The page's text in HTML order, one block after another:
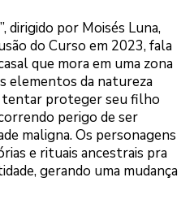
dirigido por Moisés Luna,
do Curso em 2023, fala
que mora em uma zona
elementos da natureza
tentar proteger seu filho
perigo de ser
maligna. Os personagens
e rituais ancestrais pra
gerando uma mudança